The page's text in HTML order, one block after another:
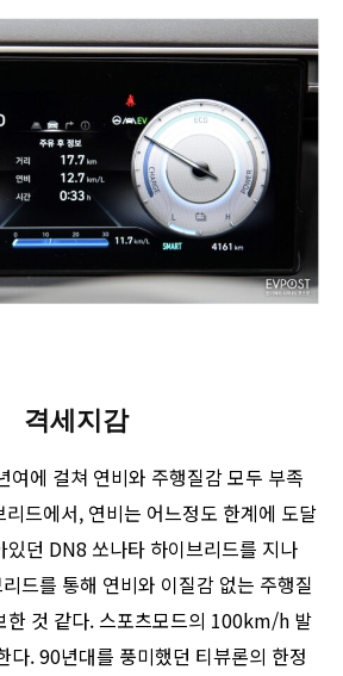
격세지감
여에 걸쳐 연비와 주행질감 모두 부족
드에서, 연비는 어느정도 한계에 도달
있던 DN8 쏘나타 하이브리드를 지나
드를 통해 연비와 이질감 없는 주행질
한 것 같다. 스포츠모드의 100km/h 발
다. 90년대를 풍미했던 티뷰론의 한정